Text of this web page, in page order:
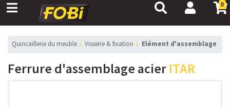
0
Quincaillerie du meuble Visserie & fixation Elément d'assemblage
Ferrure d'assemblage acier ITAR